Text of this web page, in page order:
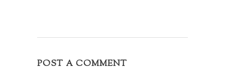
POST A COMMENT